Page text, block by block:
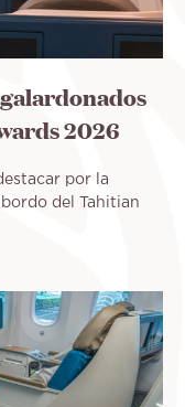
2026
por la
del Tahitian